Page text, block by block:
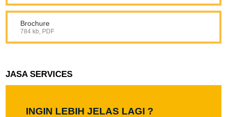
Brochure
784 kb, PDF
JASA SERVICES
INGIN LEBIH JELAS LAGI ?